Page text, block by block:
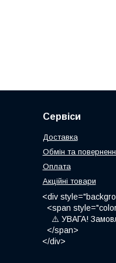
Сервіси
Доставка
Обмін та
Оплата
Акційні товари
<div
<span
⚠️ УВАГА!
</span>
</div>